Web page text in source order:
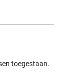
toegestaan.